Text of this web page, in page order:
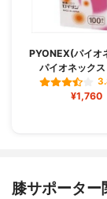
PYONEX(パイオ
パイオネック
¥1,760
膝サポータ